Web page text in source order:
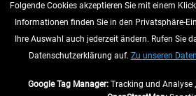
VERTRAG WIDERRUFEN
INFORMATIONEN
Folgende Cookies akzeptieren Sie mit einem
Informationen finden Sie in den Privatsphäre-
Ihre Auswahl auch jederzeit ändern. Rufen Sie
Datenschutzerklärung auf. Zu unseren
Google Tag Manager:Tracking und Analyse ,